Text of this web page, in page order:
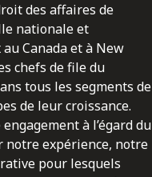
des affaires de
nationale et
Canada et à New
chefs de file du
tous les segments de
de leur croissance.
à l’égard du
notre expérience, notre
pour lesquels